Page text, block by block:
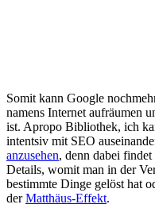
Somit kann Google
namens Internet aufräumen
ist. Apropo Bibliothek, ich
intentsiv mit SEO
anzusehen, denn dabei
Details, womit man in der
bestimmte Dinge gelöst hat
derMatthäus-Effekt.